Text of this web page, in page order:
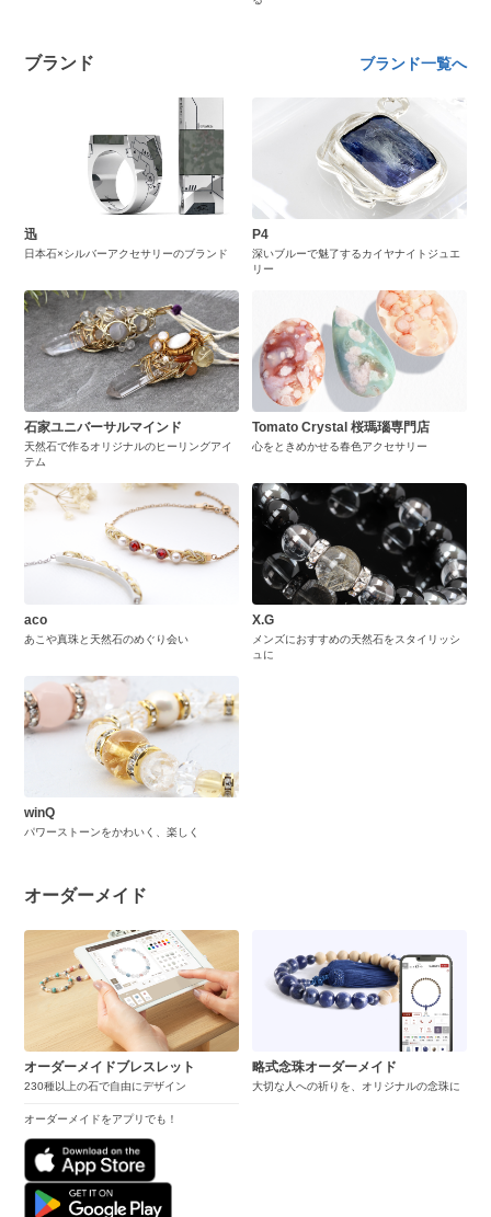
ブランド ブランド一覧へ
迅
日本石×シルバーアクセサリーのブランド
P4
深いブルーで魅了するカイヤナイトジュエ
リー
石家ユニバーサルマインド
天然石で作るオリジナルのヒーリングアイ
テム
Tomato Crystal 桜瑪瑙専門店
心をときめかせる春色アクセサリー
aco
あこや真珠と天然石のめぐり会い
X.G
メンズにおすすめの天然石をスタイリッシ
ュに
winQ
パワーストーンをかわいく、楽しく
オーダーメイド
オーダーメイドブレスレット
230種以上の石で自由にデザイン
オーダーメイドをアプリでも！
略式念珠オーダーメイド
大切な人への祈りを、オリジナルの念珠に